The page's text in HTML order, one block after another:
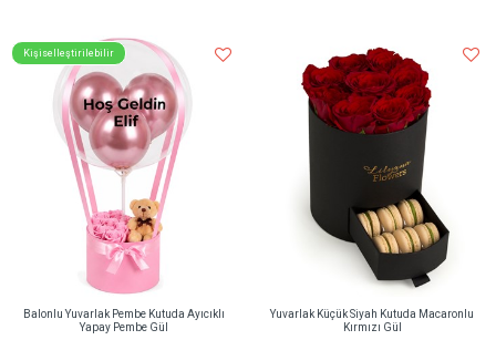
Kişiselleştirilebilir
Balonlu Yuvarlak Pembe Kutuda Ayıcıklı
Yapay Pembe Gül
Yuvarlak Küçük Siyah Kutuda Macaronlu
Kırmızı Gül